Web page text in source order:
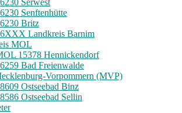
Senftenhütte
Britz
Landkreis Barnim
MOL
15378 Hennickendorf
Bad Freienwalde
Vorpommern (MVP)
Ostseebad Binz
Ostseebad Sellin